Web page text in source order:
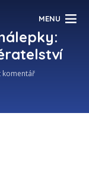
MENU
komentář